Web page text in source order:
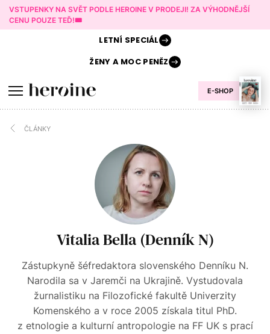
VSTUPENKY NA SVĚT PODLE HEROINE V PRODEJI! ZA VÝHODNĚJŠÍ
CENU POUZE TEĎ!🎟️
E-SHOP
LETNÍ SPECIÁL
ŽENY AMOC PENĚZ
ČLÁNKY
Vitalia Bella (Denník N)
Zástupkyně šéfredaktora slovenského Denníku N.
Narodila sa v Jaremči na Ukrajině. Vystudovala
žurnalistiku na Filozofické fakultě Univerzity
Komenského a v roce 2005 získala titul PhD.
z etnologie a kulturní antropologie na FF UK s prací